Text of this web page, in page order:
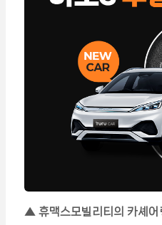
▲ 휴맥스모빌리티의 카셰